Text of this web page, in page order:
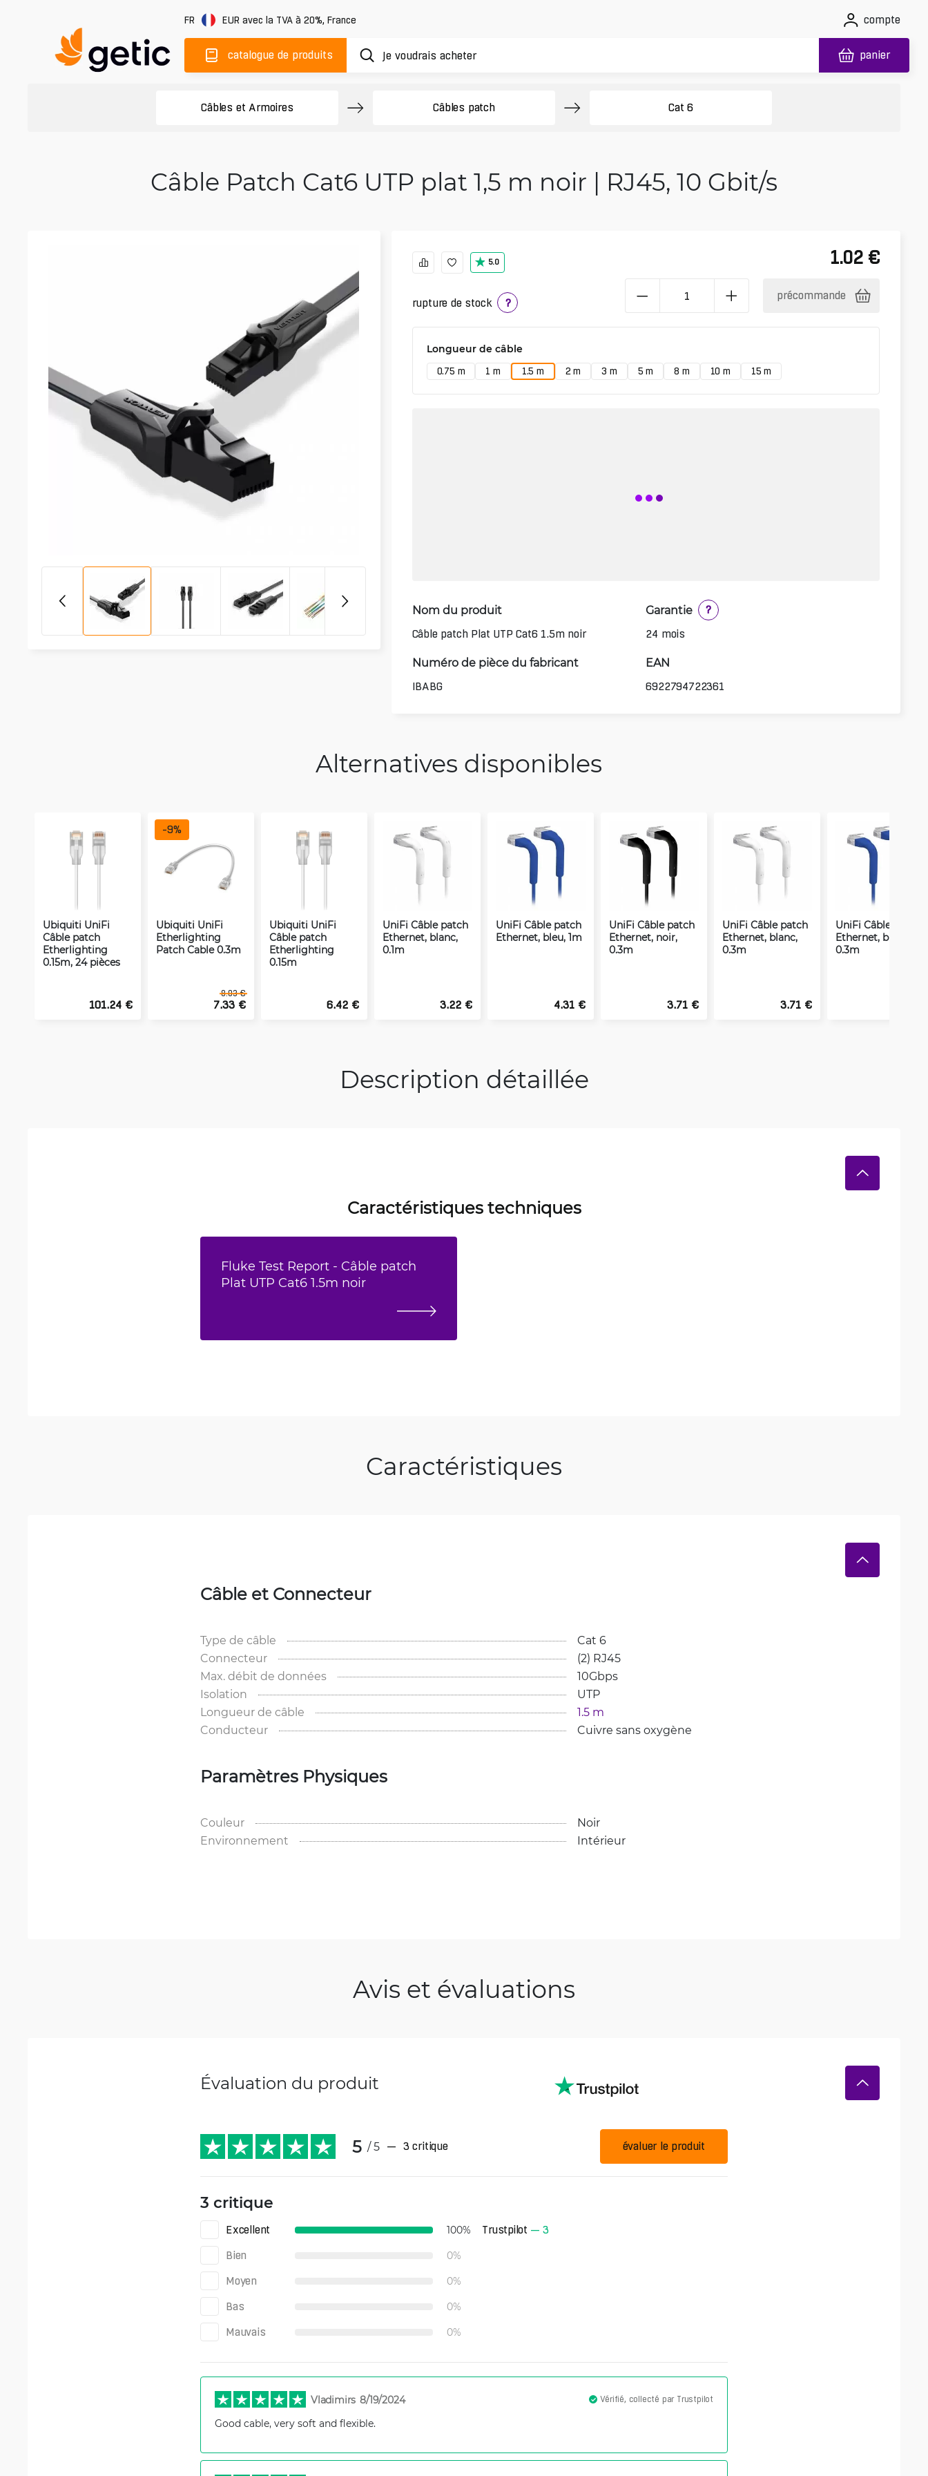
FR EUR avec la TVA à 20%, France compte
catalogue de produits panier
Câbles et Armoires Câbles patch Cat 6
Câble Patch Cat6 UTP plat 1,5 m noir | RJ45, 10 Gbit/s
5.0
rupture de stock ?
1.02 €
précommande
Longueur de câble
0.75 m 1 m 1.5 m 2 m 3 m 5 m 8 m 10 m 15 m
Nom du produit
Câble patch Plat UTP Cat6 1.5m noir
Garantie
?
24 mois
Numéro de pièce du fabricant
IBABG
EAN
6922794722361
Alternatives disponibles
Ubiquiti UniFi
Câble patch
Etherlighting
0.15m, 24 pièces
101.24 €
Ubiquiti UniFi
Etherlighting
Patch Cable 0.3m
8.03 €
7.33 €
-9%
Ubiquiti UniFi
Câble patch
Etherlighting
0.15m
6.42 €
UniFi Câble patch
Ethernet, blanc,
0.1m
3.22 €
UniFi Câble patch
Ethernet, bleu, 1m
4.31 €
UniFi Câble patch
Ethernet, noir,
0.3m
3.71 €
UniFi Câble patch
Ethernet, blanc,
0.3m
3.71 €
UniFi Câble patch
Ethernet, bleu,
0.3m
Description détaillée
Caractéristiques techniques
Fluke Test Report - Câble patch
Plat UTP Cat6 1.5m noir
Caractéristiques
Câble et Connecteur
Type de câble
Cat 6
Connecteur
(2) RJ45
Max. débit de données
10Gbps
Isolation
UTP
Longueur de câble
1.5 m
Conducteur
Cuivre sans oxygène
Paramètres Physiques
Couleur
Noir
Environnement
Intérieur
Avis et évaluations
Évaluation du produit
5 / 5 — 3 critique évaluer le produit
3 critique
Excellent 100% Trustpilot — 3
Bien
0%
Moyen
0%
Bas
0%
Mauvais
0%
Vladimirs 8/19/2024 Vérifié, collecté par Trustpilot
Good cable, very soft and flexible.